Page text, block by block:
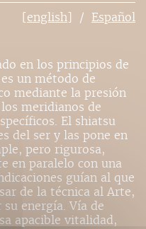
[english] Español
en los principios de
un método de
mediante la presión
meridianos de
El shiatsu
del ser y las pone en
pero rigurosa,
en paralelo con una
guían al que
de la técnica al Arte,
energía. Vía de
apacible vitalidad,